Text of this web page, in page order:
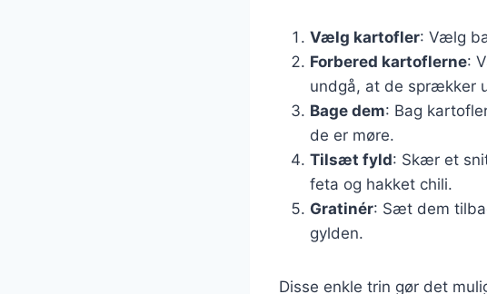
Vælg kartofler: Vælg
Forbered kartoflerne:
undgå, at de sprækker
Bage dem: Bag
de er møre.
Tilsæt fyld: Skær et
feta og hakket chili.
Gratinér: Sæt dem
gylden.
Disse enkle trin gør det